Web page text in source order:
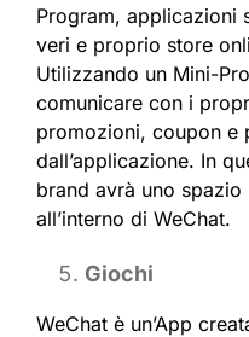
Program, applicazioni
veri e proprio store
Utilizzando un Mini-
comunicare con i
promozioni, coupon e
dall’applicazione. In
brand avrà uno
all’interno di WeChat.
Giochi
WeChat è un’App